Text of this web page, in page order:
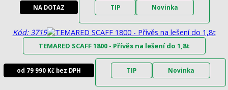
NA DOTAZ TIP Novinka
Kód: 3719
TEMARED SCAFF 1800 - Přívěs na lešení do 1,8t
od 79 990 Kč bez DPH TIP Novinka